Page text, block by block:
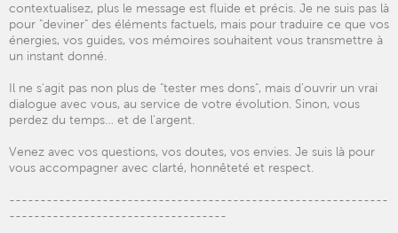
contextualisez, plus le message est fluide et précis. Je ne suis pas là
pour "deviner" des éléments factuels, mais pour traduire ce que vos
énergies, vos guides, vos mémoires souhaitent vous transmettre à
un instant donné.
Il ne s'agit pas non plus de "tester mes dons", mais d’ouvrir un vrai
dialogue avec vous, au service de votre évolution. Sinon, vous
perdez du temps… et de l'argent.
Venez avec vos questions, vos doutes, vos envies. Je suis là pour
vous accompagner avec clarté, honnêteté et respect.
-------------------------------------------------------------
-----------------------------------